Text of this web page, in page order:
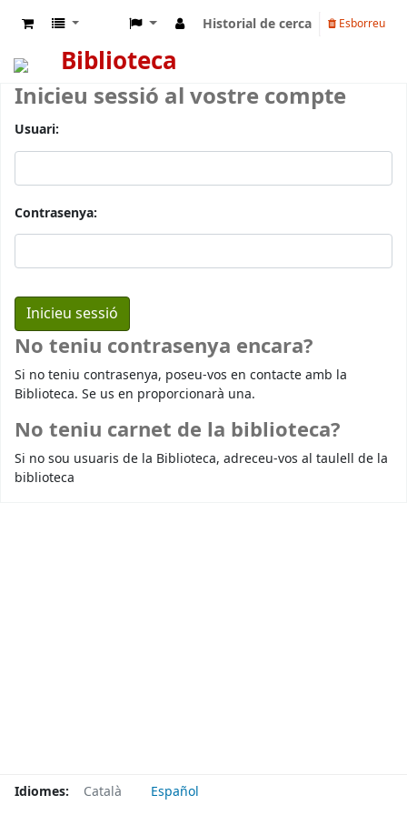
Historial de cerca Esborreu
Biblioteca
Inicieu sessió al vostre compte
Usuari:
Contrasenya:
No teniu contrasenya encara?
Si no teniu contrasenya, poseu-vos en contacte amb la
Biblioteca. Se us en proporcionarà una.
No teniu carnet de la biblioteca?
Si no sou usuaris de la Biblioteca, adreceu-vos al taulell de la
biblioteca
Idiomes: Català Español